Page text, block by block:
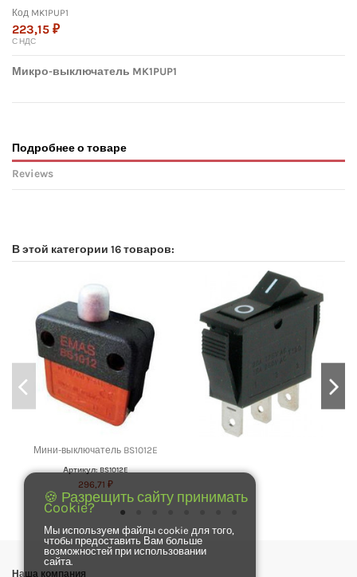
Код MK1PUP1
223,15 ₽
С НДС
Микро-выключатель MK1PUP1
Подробнее о товаре
Reviews
В этой категории 16 товаров:
Мини-выключатель BS1012E
Артикул: BS1012E
296,71 ₽
Наша компания
🍪 Разрещить сайту принимать
Cookie?
Мы используем файлы cookie для того,
чтобы предоставить Вам больше
возможностей при использовании
сайта.